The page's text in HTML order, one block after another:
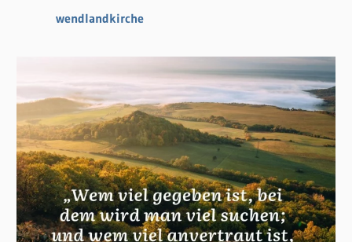
wendlandkirche